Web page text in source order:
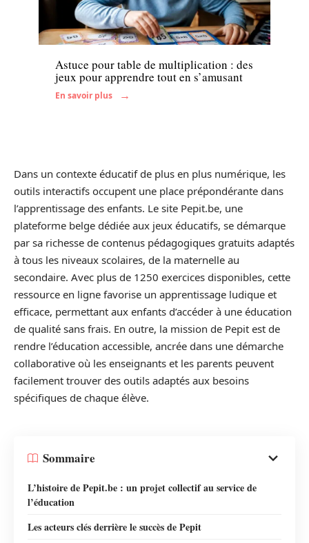
Enfant
Astuce pour table de multiplication : des
jeux pour apprendre tout en s’amusant
En savoir plus
Dans un contexte éducatif de plus en plus numérique, les
outils interactifs occupent une place prépondérante dans
l’apprentissage des enfants. Le site Pepit.be, une
plateforme belge dédiée aux jeux éducatifs, se démarque
par sa richesse de contenus pédagogiques gratuits adaptés
à tous les niveaux scolaires, de la maternelle au
secondaire. Avec plus de 1250 exercices disponibles, cette
ressource en ligne favorise un apprentissage ludique et
efficace, permettant aux enfants d’accéder à une éducation
de qualité sans frais. En outre, la mission de Pepit est de
rendre l’éducation accessible, ancrée dans une démarche
collaborative où les enseignants et les parents peuvent
facilement trouver des outils adaptés aux besoins
spécifiques de chaque élève.
Sommaire
L’histoire de Pepit.be : un projet collectif au service de
l’éducation
Les acteurs clés derrière le succès de Pepit